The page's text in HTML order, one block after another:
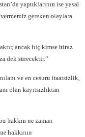
yaptıklarının ise yasal
vermemiz gereken olaylara
ancak hiç kimse itiraz
dek sürecektir.”
ve en cesuru itaatsizlik,
olan kayıtsızlıktan
hakkın ne zaman
hakkının